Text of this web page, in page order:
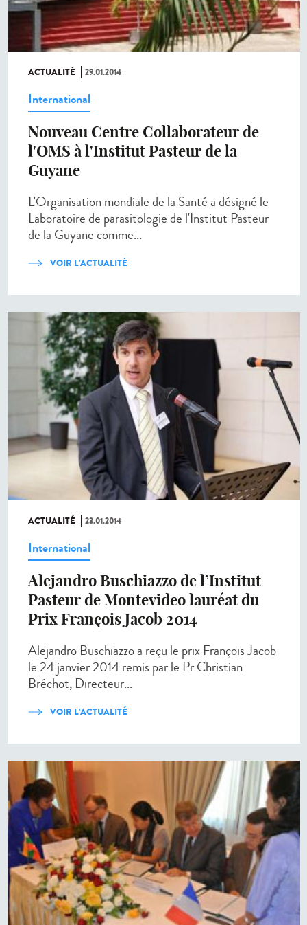
ACTUALITÉ 29.01.2014
International
Nouveau Centre Collaborateur de
l'OMS à l'Institut Pasteur de la
Guyane
L'Organisation mondiale de la Santé a désigné le
Laboratoire de parasitologie de l'Institut Pasteur
de la Guyane comme...
VOIR L'ACTUALITÉ
ACTUALITÉ 23.01.2014
International
Alejandro Buschiazzo de l’Institut
Pasteur de Montevideo lauréat du
Prix François Jacob 2014
Alejandro Buschiazzo a reçu le prix François Jacob
le 24 janvier 2014 remis par le Pr Christian
Bréchot, Directeur...
VOIR L'ACTUALITÉ